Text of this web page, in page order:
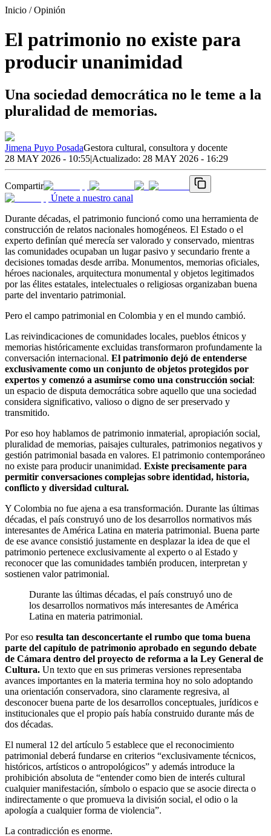
Inicio / Opinión
El patrimonio no existe para
producir unanimidad
Una sociedad democrática no le teme a la
pluralidad de memorias.
Jimena Puyo PosadaGestora cultural, consultora y docente
28 MAY 2026 - 10:55|Actualizado: 28 MAY 2026 - 16:29
Compartir
Únete a nuestro canal
Durante décadas, el patrimonio funcionó como una herramienta de
construcción de relatos nacionales homogéneos. El Estado o el
experto definían qué merecía ser valorado y conservado, mientras
las comunidades ocupaban un lugar pasivo y secundario frente a
decisiones tomadas desde arriba. Monumentos, memorias oficiales,
héroes nacionales, arquitectura monumental y objetos legitimados
por las élites estatales, intelectuales o religiosas organizaban buena
parte del inventario patrimonial.
Pero el campo patrimonial en Colombia y en el mundo cambió.
Las reivindicaciones de comunidades locales, pueblos étnicos y
memorias históricamente excluidas transformaron profundamente la
conversación internacional. El patrimonio dejó de entenderse
exclusivamente como un conjunto de objetos protegidos por
expertos y comenzó a asumirse como una construcción social:
un espacio de disputa democrática sobre aquello que una sociedad
considera significativo, valioso o digno de ser preservado y
transmitido.
Por eso hoy hablamos de patrimonio inmaterial, apropiación social,
pluralidad de memorias, paisajes culturales, patrimonios negativos y
gestión patrimonial basada en valores. El patrimonio contemporáneo
no existe para producir unanimidad. Existe precisamente para
permitir conversaciones complejas sobre identidad, historia,
conflicto y diversidad cultural.
Y Colombia no fue ajena a esa transformación. Durante las últimas
décadas, el país construyó uno de los desarrollos normativos más
interesantes de América Latina en materia patrimonial. Buena parte
de ese avance consistió justamente en desplazar la idea de que el
patrimonio pertenece exclusivamente al experto o al Estado y
reconocer que las comunidades también producen, interpretan y
sostienen valor patrimonial.
Durante las últimas décadas, el país construyó uno de
los desarrollos normativos más interesantes de América
Latina en materia patrimonial.
Por eso resulta tan desconcertante el rumbo que toma buena
parte del capítulo de patrimonio aprobado en segundo debate
de Cámara dentro del proyecto de reforma a la Ley General de
Cultura. Un texto que en sus primeras versiones representaba
avances importantes en la materia termina hoy no solo adoptando
una orientación conservadora, sino claramente regresiva, al
desconocer buena parte de los desarrollos conceptuales, jurídicos e
institucionales que el propio país había construido durante más de
dos décadas.
El numeral 12 del artículo 5 establece que el reconocimiento
patrimonial deberá fundarse en criterios “exclusivamente técnicos,
históricos, artísticos o antropológicos” y además introduce la
prohibición absoluta de “entender como bien de interés cultural
cualquier manifestación, símbolo o espacio que se asocie directa o
indirectamente o que promueva la división social, el odio o la
apología a cualquier forma de violencia”.
La contradicción es enorme.